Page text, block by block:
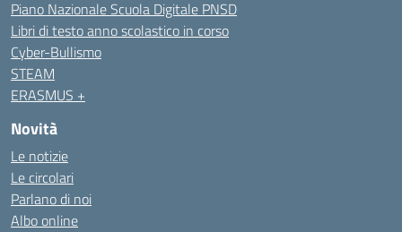
Piano Nazionale Scuola Digitale PNSD
Libri di testo anno scolastico in corso
Cyber-Bullismo
STEAM
ERASMUS +
Novità
Le notizie
Le circolari
Parlano di noi
Albo online